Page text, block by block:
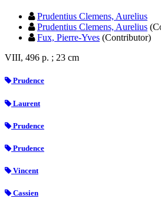
Prudentius Clemens, Aurelius
Prudentius Clemens, Aurelius
Fux, Pierre-Yves (Contributor)
VIII, 496 p. ; 23 cm
Prudence
Laurent
Prudence
Prudence
Vincent
Cassien